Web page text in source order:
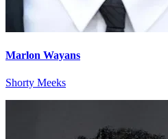
Marlon Wayans
Shorty Meeks